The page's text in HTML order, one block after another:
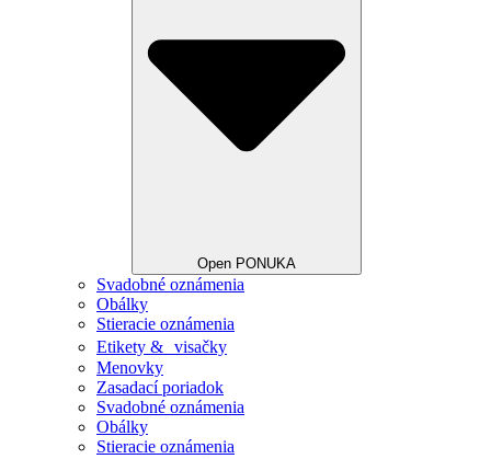
Open PONUKA
Svadobné oznámenia
Obálky
Stieracie oznámenia
Etikety & visačky
Menovky
Zasadací poriadok
Svadobné oznámenia
Obálky
Stieracie oznámenia